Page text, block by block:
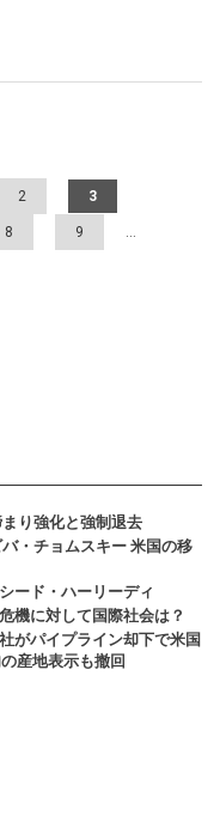
2 3
8 9 …
り強化と強制退去
・チョムスキー 米国の移
ード・ハーリーディ
機に対して国際社会は？
がパイプライン却下で米国
産地表示も撤回